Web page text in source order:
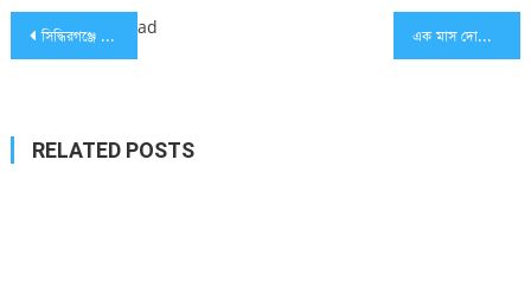
Post
সিদ্ধিরগঞ্জে ১৭ র‌্যাব সদস্য করোনা আ’ক্রান্ত এক মাস দোকান বন্ধ, জুতার বক্সে মিলল ২০০ গোখরা
ad
RELATED POSTS